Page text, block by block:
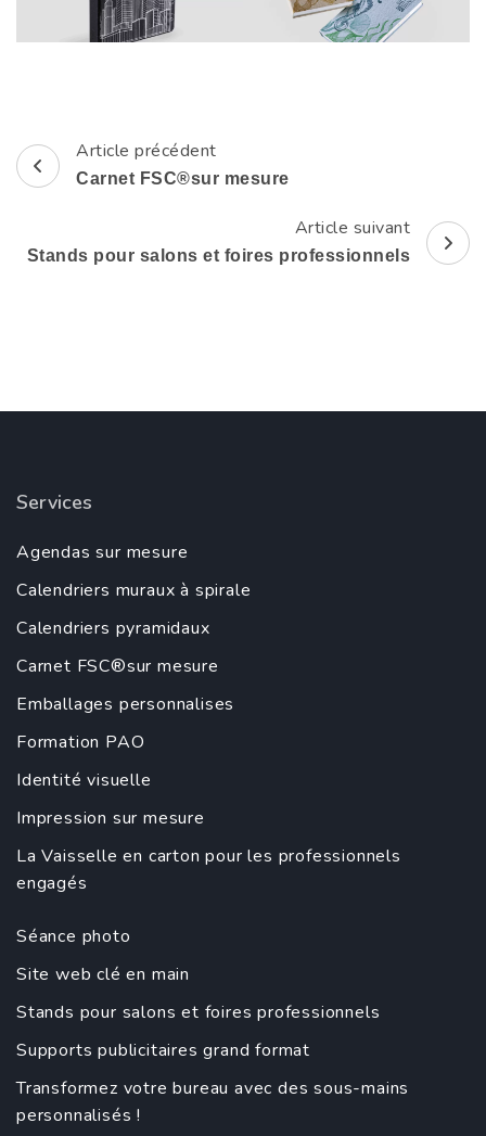
Navigation
Article précédent
Carnet FSC®sur mesure
Article suivant
Stands pour salons et foires professionnels
Services
Agendas sur mesure
Calendriers muraux à spirale
Calendriers pyramidaux
Carnet FSC®sur mesure
Emballages personnalises
Formation PAO
Identité visuelle
Impression sur mesure
La Vaisselle en carton pour les professionnels
engagés
Séance photo
Site web clé en main
Stands pour salons et foires professionnels
Supports publicitaires grand format
Transformez votre bureau avec des sous-mains
personnalisés !